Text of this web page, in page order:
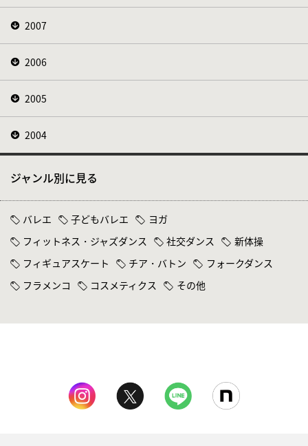
2007
2006
2005
2004
ジャンル別に見る
バレエ 子どもバレエ
ヨガ
フィットネス・ジャズダンス
社交ダンス
新体操
フィギュアスケート
チア・バトン
フォークダンス
フラメンコ
コスメティクス その他